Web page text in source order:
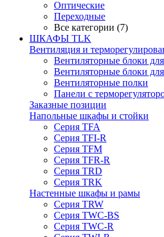
Оптические
Переходные
Все категории (7)
ШКАФЫ TLK
Вентиляция и
Вентиляторные блоки
Вентиляторные блоки
Вентиляторные полки
Панели с
Заказные позиции
Напольные шкафы и стойки
Серия TFA
Серия TFI-R
Серия TFM
Серия TFR-R
Серия TRD
Серия TRK
Настенные шкафы и рамы
Серия TRW
Серия TWC-BS
Серия TWC-R